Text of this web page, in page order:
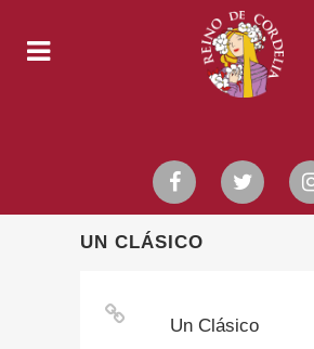
UN CLÁSICO
Un Clásico